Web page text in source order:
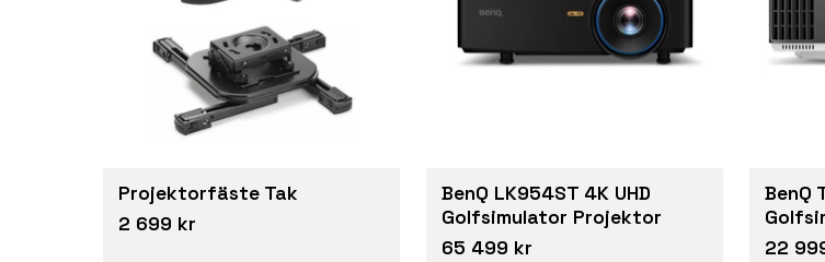
Projektorfäste Tak
2 699 kr
BenQ LK954ST 4K UHD
Golfsimulator Projektor
65 499 kr
BenQ
22